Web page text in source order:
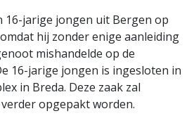
16-jarige jongen uit Bergen op
hij zonder enige aanleiding
mishandelde op de
16-jarige jongen is ingesloten in
in Breda. Deze zaak zal
opgepakt worden.